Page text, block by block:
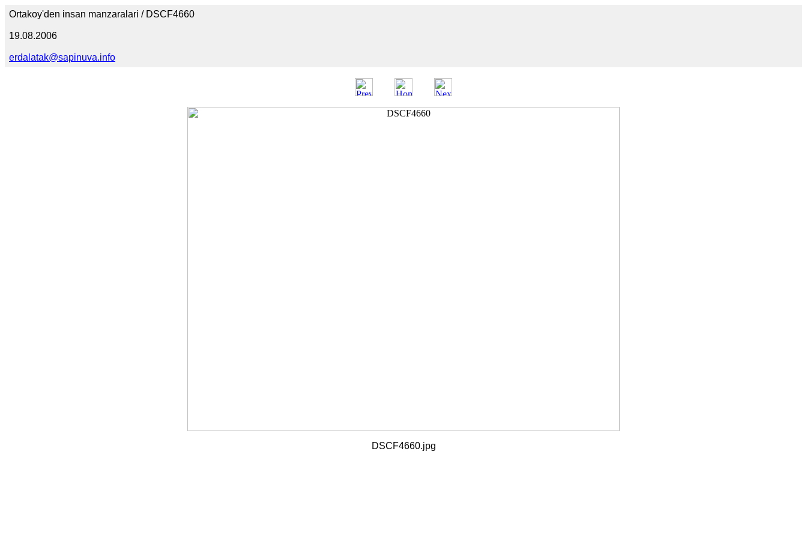
Ortakoy'den insan manzaralari / DSCF4660
19.08.2006
erdalatak@sapinuva.info
DSCF4660.jpg